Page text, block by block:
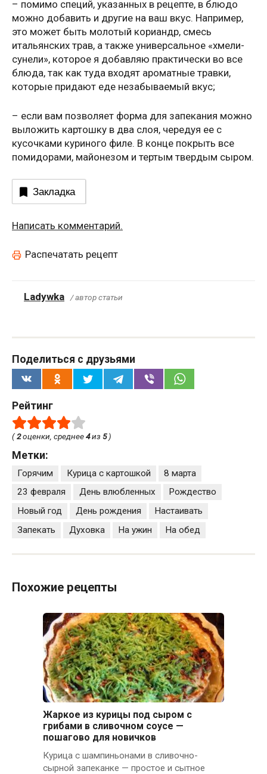
– помимо специй, указанных в рецепте, в блюдо
можно добавить и другие на ваш вкус. Например,
это может быть молотый кориандр, смесь
итальянских трав, а также универсальное «хмели-
сунели», которое я добавляю практически во все
блюда, так как туда входят ароматные травки,
которые придают еде незабываемый вкус;
– если вам позволяет форма для запекания можно
выложить картошку в два слоя, чередуя ее с
кусочками куриного филе. В конце покрыть все
помидорами, майонезом и тертым твердым сыром.
Закладка
Написать комментарий.
Распечатать рецепт
Ladywka / автор статьи
Поделиться с друзьями
Рейтинг
(2оценки, среднее4из 5)
Метки:
Горячим Курица с картошкой
8 марта
23 февраля
День влюбленных
Рождество
Новый год
День рождения
Настаивать
Запекать
Духовка На ужин На обед
Похожие рецепты
Жаркое из курицы под сыром с
грибами в сливочном соусе —
пошагово для новичков
Курица с шампиньонами в сливочно-
сырной запеканке — простое и сытное